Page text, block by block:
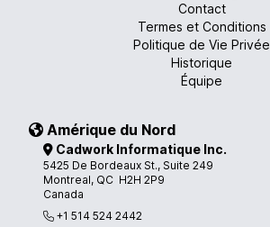
Contact
Termes et Conditions
Politique de Vie Privée
Historique
Équipe
Amérique du Nord
Cadwork Informatique Inc.
5425 De Bordeaux St., Suite 249
Montreal, QC H2H 2P9
Canada
+1 514 524 2442